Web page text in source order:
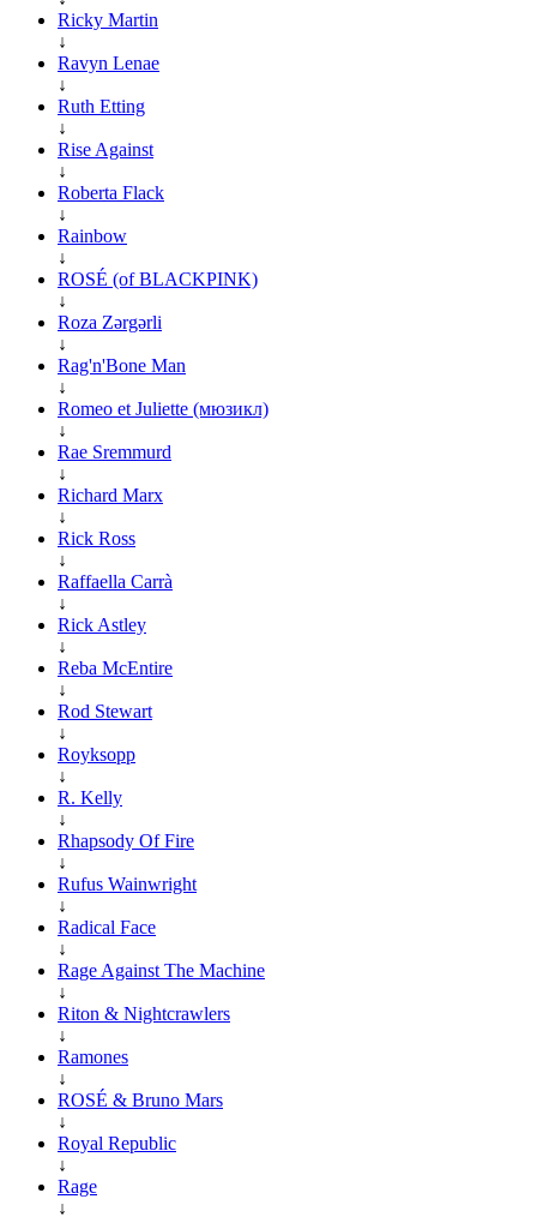
Ricky Martin
↓
Ravyn Lenae
↓
Ruth Etting
↓
Rise Against
↓
Roberta Flack
↓
Rainbow
↓
ROSÉ (of BLACKPINK)
↓
Roza Zərgərli
↓
Rag'n'Bone Man
↓
Romeo et Juliette (мюзикл)
↓
Rae Sremmurd
↓
Richard Marx
↓
Rick Ross
↓
Raffaella Carrà
↓
Rick Astley
↓
Reba McEntire
↓
Rod Stewart
↓
Royksopp
↓
R. Kelly
↓
Rhapsody Of Fire
↓
Rufus Wainwright
↓
Radical Face
↓
Rage Against The Machine
↓
Riton & Nightcrawlers
↓
Ramones
↓
ROSÉ & Bruno Mars
↓
Royal Republic
↓
Rage
↓